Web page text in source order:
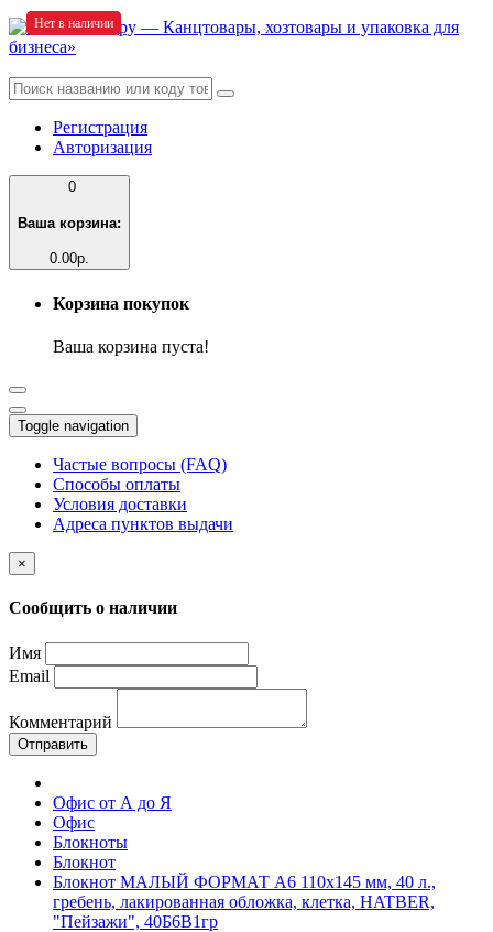
Регистрация
Авторизация
0
Ваша корзина:
0.00р.
Корзина покупок
Ваша корзина пуста!
Toggle navigation
Частые вопросы (FAQ)
Способы оплаты
Условия доставки
Адреса пунктов выдачи
×
Сообщить о наличии
Имя
Email
Комментарий
Отправить
Офис от А до Я
Офис
Блокноты
Блокнот
Блокнот МАЛЫЙ ФОРМАТ А6 110х145 мм, 40 л.,
гребень, лакированная обложка, клетка, HATBER,
"Пейзажи", 40Б6B1гр
Нет в наличии
Нет в наличии
Нет в наличии